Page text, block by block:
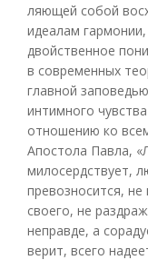
ляющей собой
идеалам
двойственное
в современных
главной
интимного
отношению ко
Апостола Павла,
милосердствует,
превозносится,
своего, не
неправде, а
верит, всего